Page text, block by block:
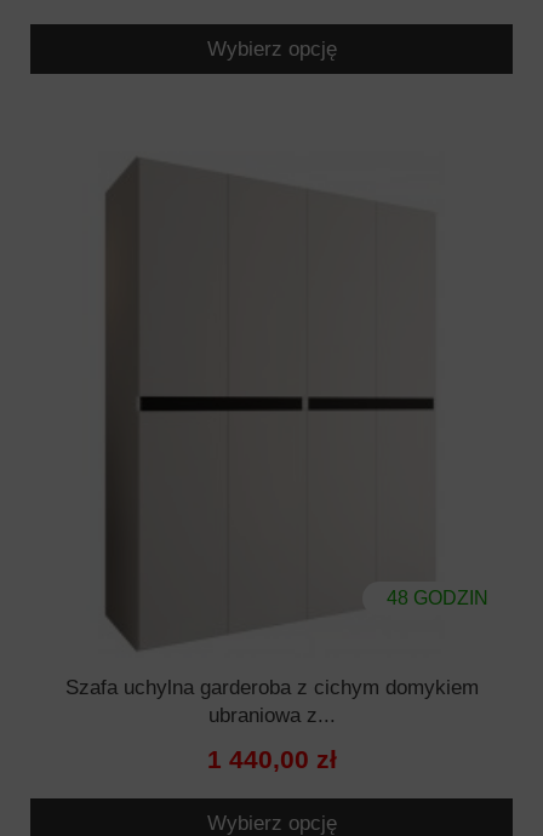
Wybierz opcję
48 GODZIN
Szafa uchylna garderoba z cichym domykiem
ubraniowa z...
1 440,00 zł
Wybierz opcję